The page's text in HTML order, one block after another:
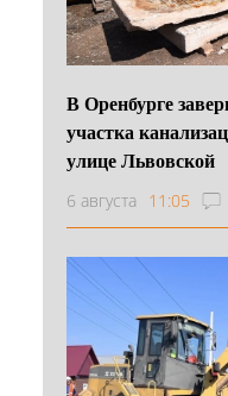
В Оренбурге
участка
улице Львовской
6 августа 11:05